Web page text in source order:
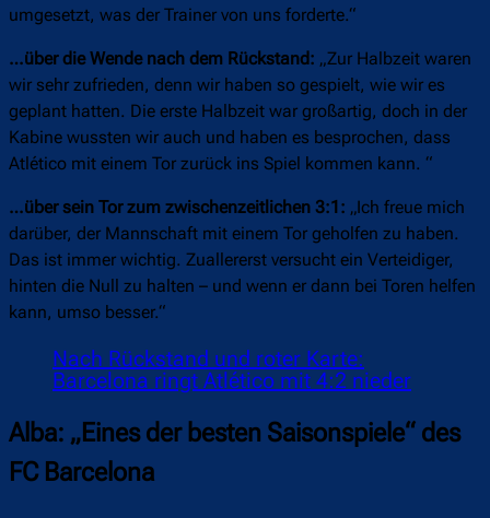
umgesetzt, was der Trainer von uns forderte.“
…über die Wende nach dem Rückstand: „Zur Halbzeit waren
wir sehr zufrieden, denn wir haben so gespielt, wie wir es
geplant hatten. Die erste Halbzeit war großartig, doch in der
Kabine wussten wir auch und haben es besprochen, dass
Atlético mit einem Tor zurück ins Spiel kommen kann. “
…über sein Tor zum zwischenzeitlichen 3:1: „Ich freue mich
darüber, der Mannschaft mit einem Tor geholfen zu haben.
Das ist immer wichtig. Zuallererst versucht ein Verteidiger,
hinten die Null zu halten – und wenn er dann bei Toren helfen
kann, umso besser.“
Nach Rückstand und roter Karte:
Barcelona ringt Atlético mit 4:2 nieder
Alba: „Eines der besten Saisonspiele“ des
FC Barcelona